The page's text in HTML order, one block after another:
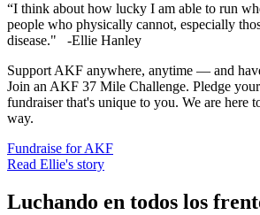
“I think about how lucky I am able to run
people who physically cannot, especially
disease." -Ellie Hanley
Support AKF anywhere, anytime — and
Join an AKF 37 Mile Challenge. Pledge
fundraiser that's unique to you. We are here
way.
Fundraise for AKF
Read Ellie's story
Luchando en todos los